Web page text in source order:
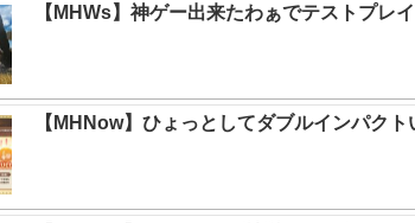
【MHWs】神ゲー出来たわぁでテストプレ
【MHNow】ひょっとしてダブルインパクト